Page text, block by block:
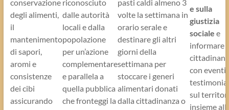
conservazione
degli alimenti,
il
mantenimento
di sapori,
aromi e
consistenze
dei cibi
assicurando
riconosciuto
dalle autorità
locali e dalla
popolazione
per un’azione
complementare
e parallela a
quella pubblica
che fronteggi la
pasti caldi almeno 3
volte la settimana in
orario serale e
destinare gli altri
giorni della
settimana per
stoccare i generi
alimentari donati
dalla cittadinanza o
e sulla
giustizia
sociale e
informare
con eventi
sul
insieme